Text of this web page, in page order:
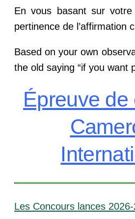
En vous basant sur
pertinence de l’affirmation
Based on your own
the old saying “if you want
Épreuve
Les Concours lances